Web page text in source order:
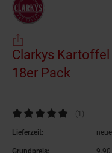
Clarkys Kartoffel
18er Pack
Kundenbewertung: 5 von 5
(1 )
Lieferzeit:
Grundpreis: 9.90